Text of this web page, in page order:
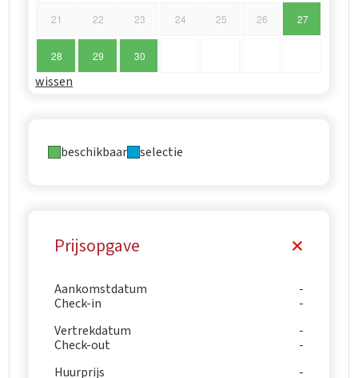
21 22 23 24 25 26 27
28 29 30
wissen
beschikbaar selectie
Prijsopgave
Aankomstdatum
Check-in
Vertrekdatum
Check-out
Huurprijs